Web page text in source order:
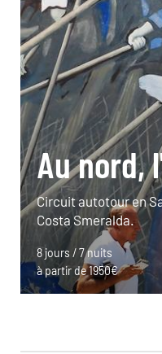
Au nord,
Circuit autotour en
Costa Smeralda.
8 jours / 7 nuits
à partir de 1950€